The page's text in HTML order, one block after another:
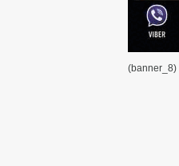
(banner_8)